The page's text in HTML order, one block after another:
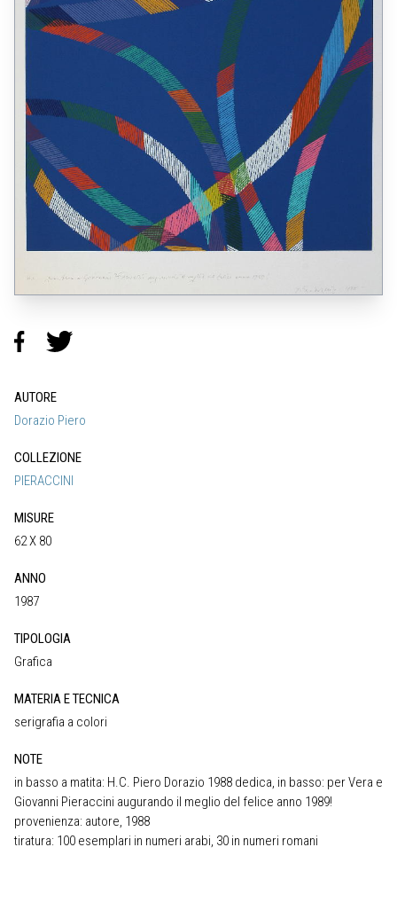
AUTORE
Dorazio Piero
COLLEZIONE
PIERACCINI
MISURE
62 X 80
ANNO
1987
TIPOLOGIA
Grafica
MATERIA E TECNICA
serigrafia a colori
NOTE
in basso a matita: H.C. Piero Dorazio 1988 dedica, in basso: per Vera e
Giovanni Pieraccini augurando il meglio del felice anno 1989!
provenienza: autore, 1988
tiratura: 100 esemplari in numeri arabi, 30 in numeri romani